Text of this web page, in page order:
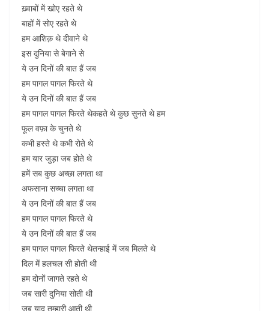
ख़्वाबों में खोए रहते थे
बाहों में सोए रहते थे
हम आशिक़ थे दीवाने थे
इस दुनिया से बेगाने से
ये उन दिनों की बात हैं जब
हम पागल पागल फिरते थे
ये उन दिनों की बात हैं जब
हम पागल पागल फिरते थेकहते थे कुछ सुनते थे हम
फूल वफ़ा के चुनते थे
कभी हस्ते थे कभी रोते थे
हम यार जुड़ा जब होते थे
हमें सब कुछ अच्छा लगता था
अफसाना सच्चा लगता था
ये उन दिनों की बात हैं जब
हम पागल पागल फिरते थे
ये उन दिनों की बात हैं जब
हम पागल पागल फिरते थेतन्हाई में जब मिलते थे
दिल में हलचल सी होती थी
हम दोनों जागते रहते थे
जब सारी दुनिया सोती थी
जब याद तुम्हारी आती थी